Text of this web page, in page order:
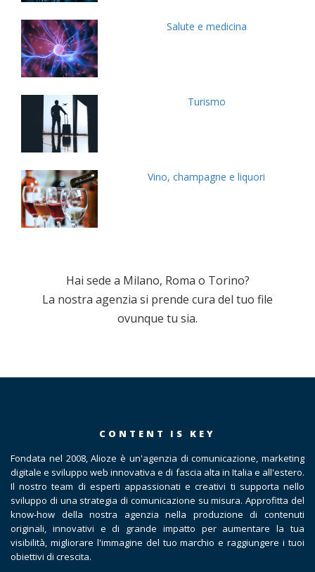
Salute e medicina
Turismo
Vino, champagne e liquori
Hai sede a Milano, Roma o Torino?
La nostra agenzia si prende cura del tuo file
ovunque tu sia.
CONTENT IS KEY
Fondata nel 2008, Alioze è un'agenzia di comunicazione, marketing
digitale e sviluppo web innovativa e di fascia alta in Italia e all'estero.
Il nostro team di esperti appassionati e creativi ti supporta nello
sviluppo di una strategia di comunicazione su misura. Approfitta del
know-how della nostra agenzia nella produzione di contenuti
originali, innovativi e di grande impatto per aumentare la tua
visibilità, migliorare l'immagine del tuo marchio e raggiungere i tuoi
obiettivi di crescita.